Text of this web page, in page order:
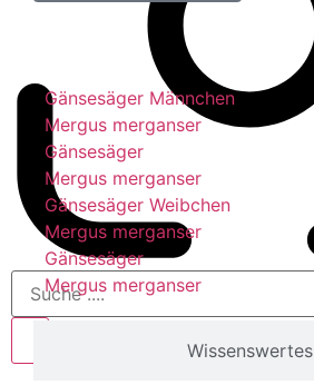
Wissenswertes
Gänsesäger Männchen
Mergus merganser
Gänsesäger
Mergus merganser
Gänsesäger Weibchen
Mergus merganser
Gänsesäger
Mergus merganser